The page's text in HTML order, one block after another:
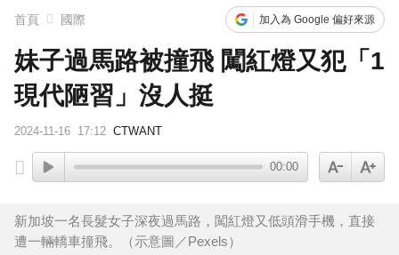
首頁 國際 加入為 Google 偏好來源
妹子過馬路被撞飛 闖紅燈又犯「1
現代陋習」沒人挺
2024-11-16 17:12 CTWANT
00:00
新加坡一名長髮女子深夜過馬路，闖紅燈又低頭滑手機，直接
遭一輛轎車撞飛。（示意圖／Pexels）